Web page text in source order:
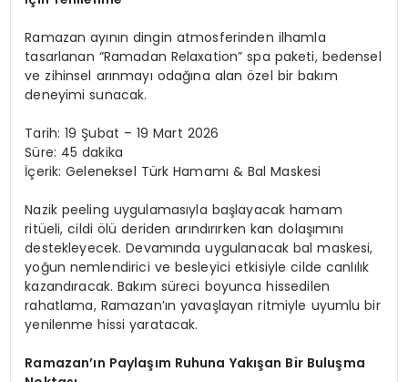
Ramazan ayının dingin atmosferinden ilhamla
tasarlanan “Ramadan Relaxation” spa paketi, bedensel
ve zihinsel arınmayı odağına alan özel bir bakım
deneyimi sunacak.
Tarih: 19 Şubat – 19 Mart 2026
Süre: 45 dakika
İçerik: Geleneksel Türk Hamamı & Bal Maskesi
Nazik peeling uygulamasıyla başlayacak hamam
ritüeli, cildi ölü deriden arındırırken kan dolaşımını
destekleyecek. Devamında uygulanacak bal maskesi,
yoğun nemlendirici ve besleyici etkisiyle cilde canlılık
kazandıracak. Bakım süreci boyunca hissedilen
rahatlama, Ramazan’ın yavaşlayan ritmiyle uyumlu bir
yenilenme hissi yaratacak.
Ramazan’ın Paylaşım Ruhuna Yakışan Bir Buluşma